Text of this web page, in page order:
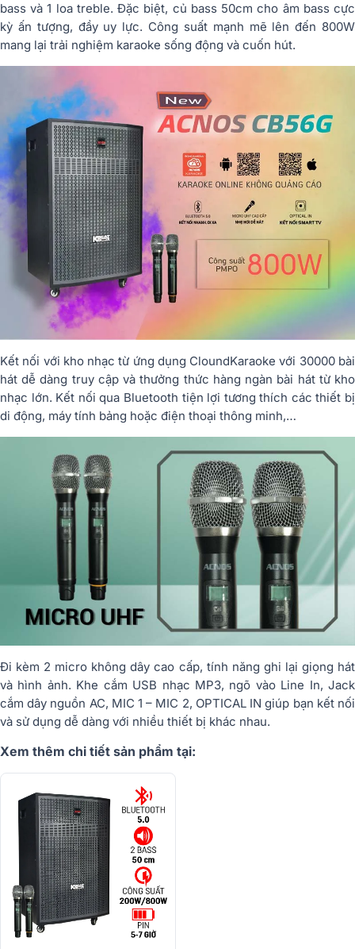
bass và 1 loa treble. Đặc biệt, củ bass 50cm cho âm bass cực
kỳ ấn tượng, đầy uy lực. Công suất mạnh mẽ lên đến 800W
mang lại trải nghiệm karaoke sống động và cuốn hút.
Kết nối với kho nhạc từ ứng dụng CloundKaraoke với 30000 bài
hát dễ dàng truy cập và thưởng thức hàng ngàn bài hát từ kho
nhạc lớn. Kết nối qua Bluetooth tiện lợi tương thích các thiết bị
di động, máy tính bảng hoặc điện thoại thông minh,…
Đi kèm 2 micro không dây cao cấp, tính năng ghi lại giọng hát
và hình ảnh. Khe cắm USB nhạc MP3, ngõ vào Line In, Jack
cắm dây nguồn AC, MIC 1 – MIC 2, OPTICAL IN giúp bạn kết nối
và sử dụng dễ dàng với nhiều thiết bị khác nhau.
Xem thêm chi tiết sản phẩm tại: